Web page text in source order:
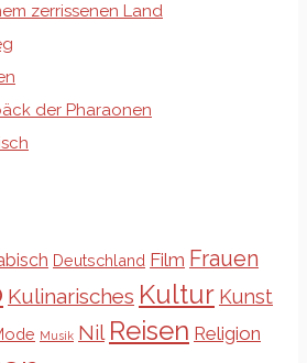
zerrissenen Land
der Pharaonen
Deutschland Film Frauen
Kulinarisches Kultur Kunst
Musik Nil Reisen Religion